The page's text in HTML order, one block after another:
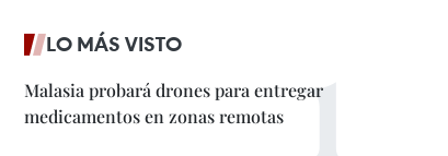
LO MÁS VISTO
Malasia probará drones para entregar
medicamentos en zonas remotas